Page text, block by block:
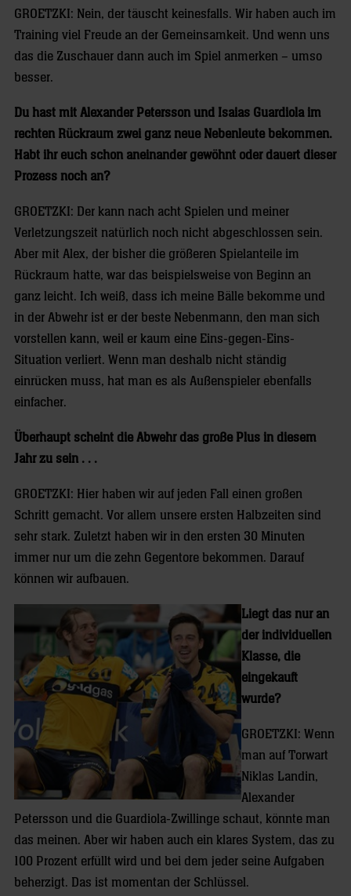
GROETZKI: Nein, der täuscht keinesfalls. Wir haben auch im
Training viel Freude an der Gemeinsamkeit. Und wenn uns
das die Zuschauer dann auch im Spiel anmerken – umso
besser.
Du hast mit Alexander Petersson und Isaias Guardiola im
rechten Rückraum zwei ganz neue Nebenleute bekommen.
Habt ihr euch schon aneinander gewöhnt oder dauert dieser
Prozess noch an?
GROETZKI: Der kann nach acht Spielen und meiner
Verletzungszeit natürlich noch nicht abgeschlossen sein.
Aber mit Alex, der bisher die größeren Spielanteile im
Rückraum hatte, war das beispielsweise von Beginn an
ganz leicht. Ich weiß, dass ich meine Bälle bekomme und
in der Abwehr ist er der beste Nebenmann, den man sich
vorstellen kann, weil er kaum eine Eins-gegen-Eins-
Situation verliert. Wenn man deshalb nicht ständig
einrücken muss, hat man es als Außenspieler ebenfalls
einfacher.
Überhaupt scheint die Abwehr das große Plus in diesem
Jahr zu sein . . .
GROETZKI: Hier haben wir auf jeden Fall einen großen
Schritt gemacht. Vor allem unsere ersten Halbzeiten sind
sehr stark. Zuletzt haben wir in den ersten 30 Minuten
immer nur um die zehn Gegentore bekommen. Darauf
können wir aufbauen.
Liegt das nur an
der individuellen
Klasse, die
eingekauft
wurde?
GROETZKI: Wenn
man auf Torwart
Niklas Landin,
Alexander
Petersson und die Guardiola-Zwillinge schaut, könnte man
das meinen. Aber wir haben auch ein klares System, das zu
100 Prozent erfüllt wird und bei dem jeder seine Aufgaben
beherzigt. Das ist momentan der Schlüssel.